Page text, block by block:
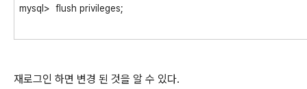
mysql> flush privileges;
재로그인 하면 변경 된 것을 알 수 있다.